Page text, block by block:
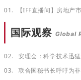
01. 【IFF直播间】房地产
国际观察 Global
02.安理会：科学技术迅
03.联合国秘书长呼吁为